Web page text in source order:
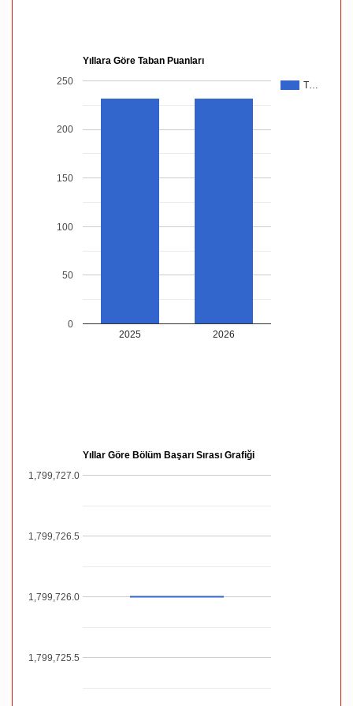
Yıllara Göre Taban Puanları
T…
2025 2026
0
50
100
150
200
250
Yıllar Göre Bölüm Başarı Sırası Grafiği
1,799,725.5
1,799,726.0
1,799,726.5
1,799,727.0